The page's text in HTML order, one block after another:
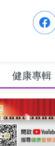
健康專輯